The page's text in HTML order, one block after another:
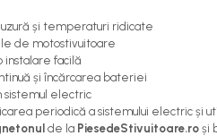
și temperaturi ridicate
de motostivuitoare
instalare facilă
și încărcarea bateriei
sistemul electric
periodică a sistemului electric și
de la PiesedeStivuitoare.ro și